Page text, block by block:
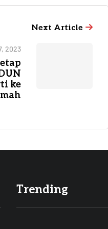
Next Article
2023
ke
Trending